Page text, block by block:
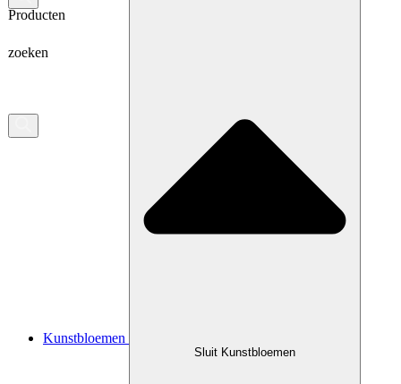
Producten
zoeken
Kunstbloemen
Sluit Kunstbloemen